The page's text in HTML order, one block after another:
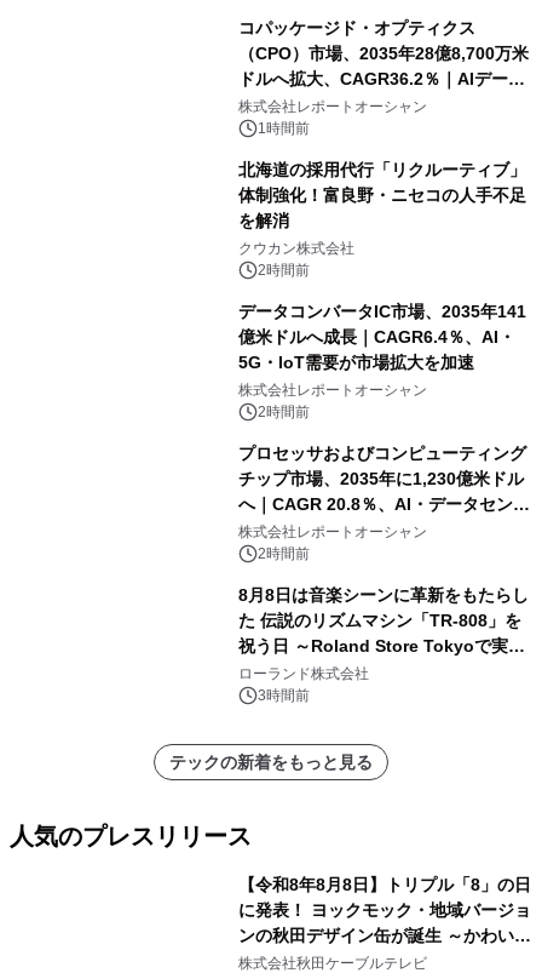
コパッケージド・オプティクス
（CPO）市場、2035年28億8,700万米
ドルへ拡大、CAGR36.2％｜AIデータ
センター・高速光通信需要が成長を加
速
株式会社レポートオーシャン
1時間前
北海道の採用代行「リクルーティブ」
体制強化！富良野・ニセコの人手不足
を解消
クウカン株式会社
2時間前
データコンバータIC市場、2035年141
億米ドルへ成長｜CAGR6.4％、AI・
5G・IoT需要が市場拡大を加速
株式会社レポートオーシャン
2時間前
プロセッサおよびコンピューティング
チップ市場、2035年に1,230億米ドル
へ｜CAGR 20.8％、AI・データセンタ
ー需要が成長を牽引
株式会社レポートオーシャン
2時間前
8月8日は音楽シーンに革新をもたらし
た 伝説のリズムマシン「TR-808」を
祝う日 ～Roland Store Tokyoで実機
を展示しての 記念キャンペーンを開
催 英国ラジオ「NTS」の 特別プログ
アーティストを フィーチャーしたアニ
メーションを公開～
ローランド株式会社
3時間前
テックの新着をもっと見る
人気のプレスリリース
【令和8年8月8日】トリプル「8」の日
に発表！ ヨックモック・地域バージョ
ンの秋田デザイン缶が誕生 ～かわいい
秋田犬の子犬と秋田の四季と名所を巡
株式会社秋田ケーブルテレビ